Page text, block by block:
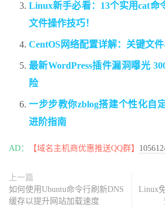
Linux新手必看：13个实用cat命
文件操作技巧！
CentOS网络配置详解：关键文
最新WordPress插件漏洞曝光
险
一步步教你zblog搭建个性化自
进阶指南
AD： 【域名主机商优惠推送QQ群】
上一篇
如何使用Ubuntu命令行刷新DNS
缓存以提升网站加载速度
Linux